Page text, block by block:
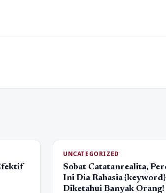
UNCATEGORIZED
Sobat Catatanrealita,
Ini Dia Rahasia
Diketahui Banyak Orang!